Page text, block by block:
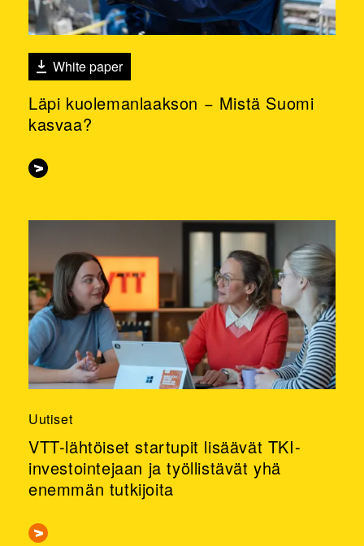
White paper
Läpi kuolemanlaakson − Mistä Suomi
kasvaa?
Uutiset
VTT-lähtöiset startupit lisäävät TKI-
investointejaan ja työllistävät yhä
enemmän tutkijoita